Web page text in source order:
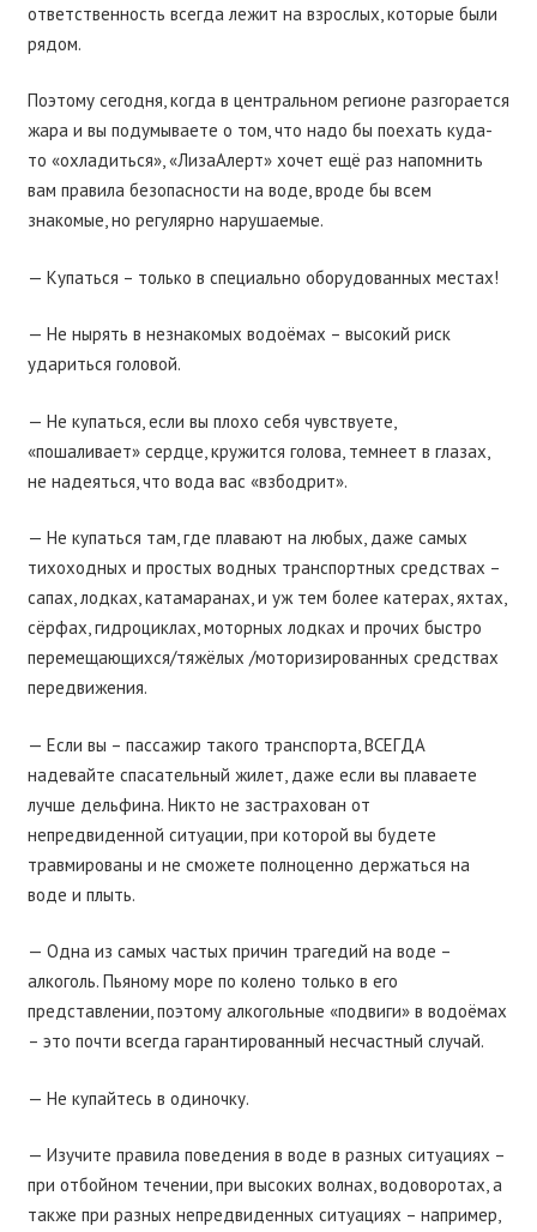
ответственность всегда лежит на взрослых, которые были
рядом.
Поэтому сегодня, когда в центральном регионе разгорается
жара и вы подумываете о том, что надо бы поехать куда-
то «охладиться», «ЛизаАлерт» хочет ещё раз напомнить
вам правила безопасности на воде, вроде бы всем
знакомые, но регулярно нарушаемые.
— Купаться – только в специально оборудованных местах!
— Не нырять в незнакомых водоёмах – высокий риск
удариться головой.
— Не купаться, если вы плохо себя чувствуете,
«пошаливает» сердце, кружится голова, темнеет в глазах,
не надеяться, что вода вас «взбодрит».
— Не купаться там, где плавают на любых, даже самых
тихоходных и простых водных транспортных средствах –
сапах, лодках, катамаранах, и уж тем более катерах, яхтах,
сёрфах, гидроциклах, моторных лодках и прочих быстро
перемещающихся/тяжёлых /моторизированных средствах
передвижения.
— Если вы – пассажир такого транспорта, ВСЕГДА
надевайте спасательный жилет, даже если вы плаваете
лучше дельфина. Никто не застрахован от
непредвиденной ситуации, при которой вы будете
травмированы и не сможете полноценно держаться на
воде и плыть.
— Одна из самых частых причин трагедий на воде –
алкоголь. Пьяному море по колено только в его
представлении, поэтому алкогольные «подвиги» в водоёмах
– это почти всегда гарантированный несчастный случай.
— Не купайтесь в одиночку.
— Изучите правила поведения в воде в разных ситуациях –
при отбойном течении, при высоких волнах, водоворотах, а
также при разных непредвиденных ситуациях – например,